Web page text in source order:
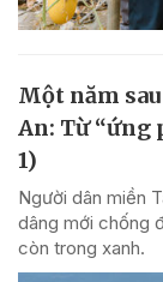
Một năm
An: Từ “ứng
1)
Người dân miền
dâng mới chống
còn trong xanh.